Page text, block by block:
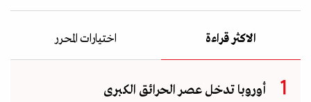
الاكثر قراءة اختيارات المحرر
أوروبا تدخل عصر الحرائق الكبرى